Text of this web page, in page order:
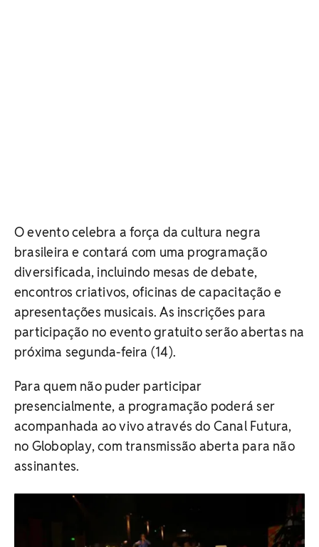
O evento celebra a força da cultura negra
brasileira e contará com uma programação
diversificada, incluindo mesas de debate,
encontros criativos, oficinas de capacitação e
apresentações musicais. As inscrições para
participação no evento gratuito serão abertas na
próxima segunda-feira (14).
Para quem não puder participar
presencialmente, a programação poderá ser
acompanhada ao vivo através do Canal Futura,
no Globoplay, com transmissão aberta para não
assinantes.